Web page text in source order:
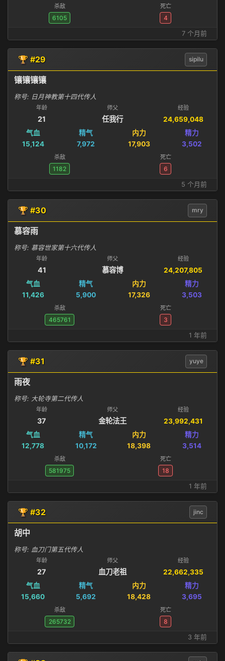
杀敌
6105
死亡
4
7 个月前
🏆 #29 sipilu
镶镶镶镶
称号: 日月神教第十四代传人
年龄
21
师父
任我行
经验
24,659,048
气血
15,124
精气
7,972
内力
17,903
精力
3,502
杀敌
1182
死亡
6
5 个月前
🏆 #30 mry
慕容雨
称号: 慕容世家第十六代传人
年龄
41
师父
慕容博
经验
24,207,805
气血
11,426
精气
5,900
内力
17,326
精力
3,503
杀敌
465761
死亡
3
1 年前
🏆 #31 yuye
雨夜
称号: 大轮寺第二代传人
年龄
37
师父
金轮法王
经验
23,992,431
气血
12,778
精气
10,172
内力
18,398
精力
3,514
杀敌
581975
死亡
18
1 年前
🏆 #32 jinc
胡中
称号: 血刀门第五代传人
年龄
27
师父
血刀老祖
经验
22,662,335
气血
15,660
精气
5,692
内力
18,428
精力
3,695
杀敌
265732
死亡
8
3 年前